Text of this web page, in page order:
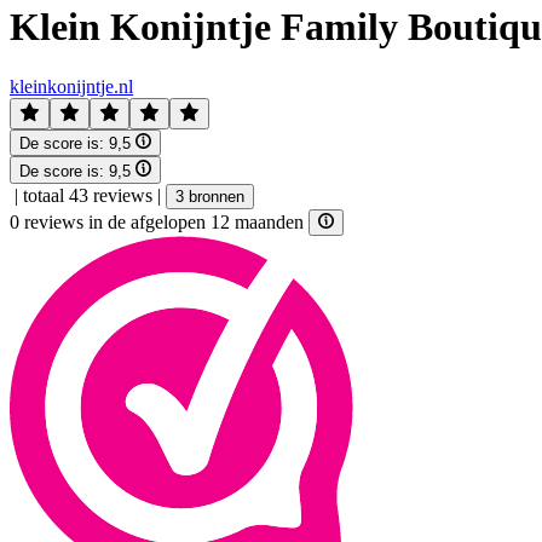
Klein Konijntje Family
kleinkonijntje.nl
De score is: 9,5
De score is: 9,5
| totaal 43 reviews | 3 bronnen
0 reviews in de afgelopen 12 maanden